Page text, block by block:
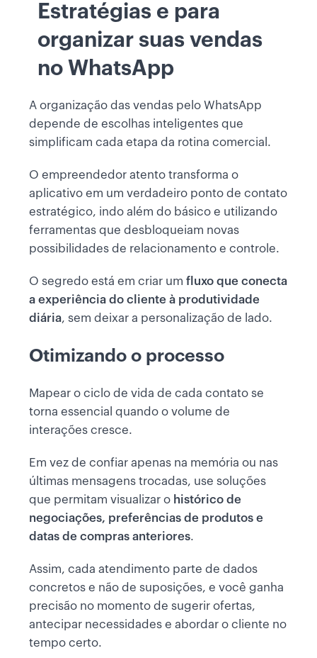
Estratégias e para
organizar suas vendas
no WhatsApp
A organização das vendas pelo WhatsApp
depende de escolhas inteligentes que
simplificam cada etapa da rotina comercial.
O empreendedor atento transforma o
aplicativo em um verdadeiro ponto de contato
estratégico, indo além do básico e utilizando
ferramentas que desbloqueiam novas
possibilidades de relacionamento e controle.
O segredo está em criar um fluxo que conecta
a experiência do cliente à produtividade
diária, sem deixar a personalização de lado.
Otimizando o processo
Mapear o ciclo de vida de cada contato se
torna essencial quando o volume de
interações cresce.
Em vez de confiar apenas na memória ou nas
últimas mensagens trocadas, use soluções
que permitam visualizar o histórico de
negociações, preferências de produtos e
datas de compras anteriores.
Assim, cada atendimento parte de dados
concretos e não de suposições, e você ganha
precisão no momento de sugerir ofertas,
antecipar necessidades e abordar o cliente no
tempo certo.